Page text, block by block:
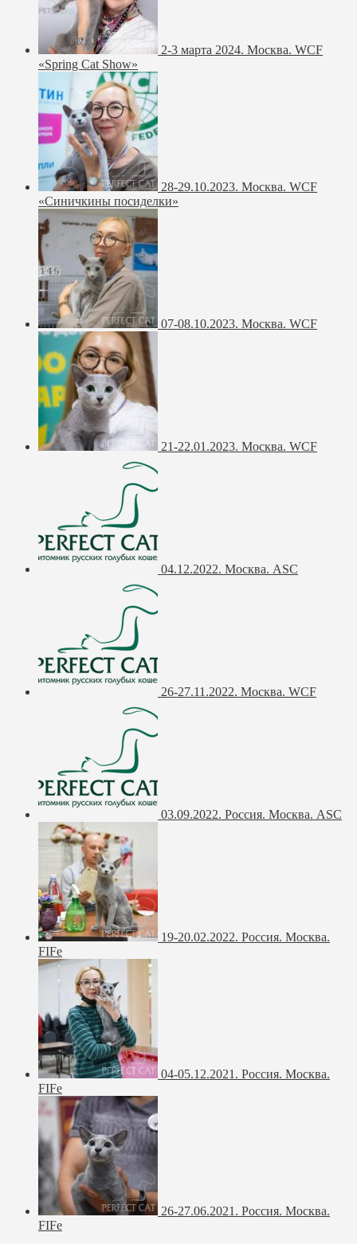
2-3 марта 2024. Москва. WCF
«Spring Cat Show»
28-29.10.2023. Москва. WCF
«Синичкины посиделки»
07-08.10.2023. Москва. WCF
21-22.01.2023. Москва. WCF
04.12.2022. Москва. ASC
26-27.11.2022. Москва. WCF
03.09.2022. Россия. Москва. ASC
19-20.02.2022. Россия. Москва.
FIFe
04-05.12.2021. Россия. Москва.
FIFe
26-27.06.2021. Россия. Москва.
FIFe